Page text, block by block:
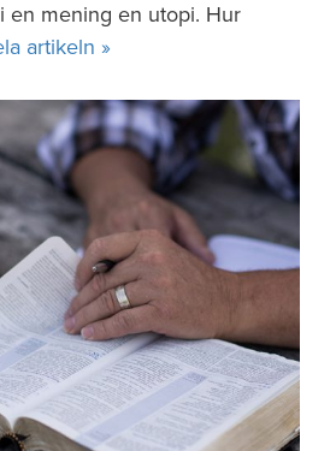
en mening en utopi. Hur
artikeln »